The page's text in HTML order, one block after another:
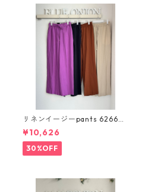
リネンイージーpants 62660
4 passione
¥10,626
30%OFF